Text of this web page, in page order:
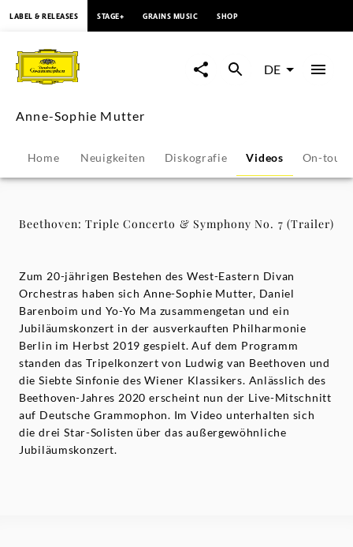
Beethoven:
Triple
Concerto
Symphony
No.
(Trailer)
Anne-
Sophie
Mutter
LABEL & RELEASES STAGE+ GRAINS MUSIC SHOP
DE
Anne-Sophie Mutter
Home Neuigkeiten Diskografie Videos On-tour
Beethoven: Triple Concerto & Symphony No. 7 (Trailer)
Zum 20-jährigen Bestehen des West-Eastern Divan
Orchestras haben sich Anne-Sophie Mutter, Daniel
Barenboim und Yo-Yo Ma zusammengetan und ein
Jubiläumskonzert in der ausverkauften Philharmonie
Berlin im Herbst 2019 gespielt. Auf dem Programm
standen das Tripelkonzert von Ludwig van Beethoven und
die Siebte Sinfonie des Wiener Klassikers. Anlässlich des
Beethoven-Jahres 2020 erscheint nun der Live-Mitschnitt
auf Deutsche Grammophon. Im Video unterhalten sich
die drei Star-Solisten über das außergewöhnliche
Jubiläumskonzert.